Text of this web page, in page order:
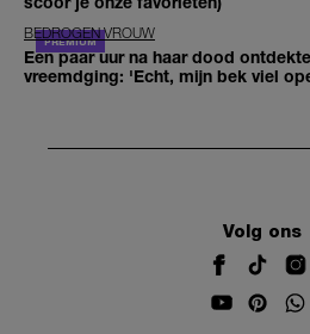
BEDROGEN VROUW
Een paar uur na haar dood
vreemdging: 'Echt, mijn bek viel
Volg ons